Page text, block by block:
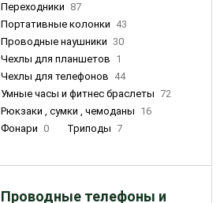
Переходники 87
Портативные колонки 43
Проводные наушники 30
Чехлы для планшетов 1
Чехлы для телефонов 44
Умные часы и фитнес браслеты 72
Рюкзаки , сумки , чемоданы 16
Фонари 0 Триподы 7
Проводные телефоны и